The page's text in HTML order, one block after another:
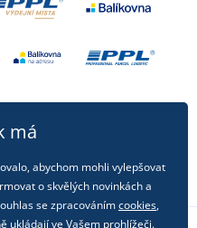
má
abychom mohli vylepšovat
o skvělých novinkách a
se zpracovánímcookies,
ukládají ve Vašem prohlížeči.